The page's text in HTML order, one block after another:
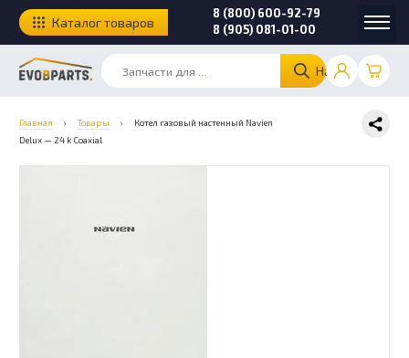
Найти
8 (800) 600-92-79
8 (905) 081-01-00
Каталог товаров
Главная › Товары ›
Котел газовый настенный Navien
Delux — 24 k Coaxial